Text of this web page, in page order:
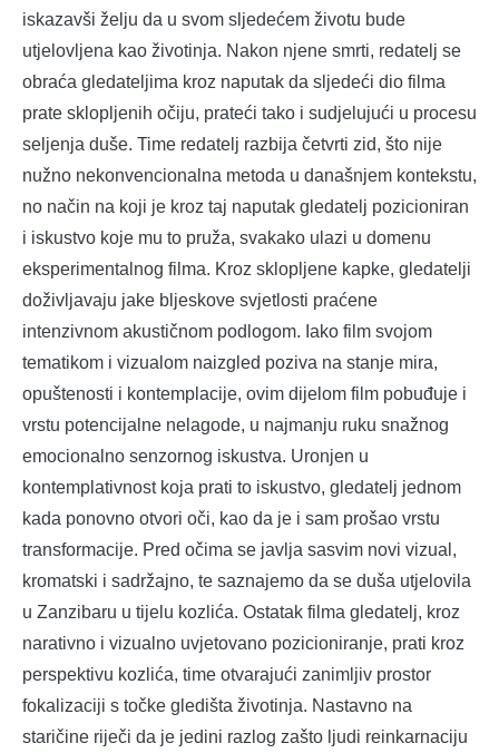
iskazavši želju da u svom sljedećem životu bude
utjelovljena kao životinja. Nakon njene smrti, redatelj se
obraća gledateljima kroz naputak da sljedeći dio filma
prate sklopljenih očiju, prateći tako i sudjelujući u procesu
seljenja duše. Time redatelj razbija četvrti zid, što nije
nužno nekonvencionalna metoda u današnjem kontekstu,
no način na koji je kroz taj naputak gledatelj pozicioniran
i iskustvo koje mu to pruža, svakako ulazi u domenu
eksperimentalnog filma. Kroz sklopljene kapke, gledatelji
doživljavaju jake bljeskove svjetlosti praćene
intenzivnom akustičnom podlogom. Iako film svojom
tematikom i vizualom naizgled poziva na stanje mira,
opuštenosti i kontemplacije, ovim dijelom film pobuđuje i
vrstu potencijalne nelagode, u najmanju ruku snažnog
emocionalno senzornog iskustva. Uronjen u
kontemplativnost koja prati to iskustvo, gledatelj jednom
kada ponovno otvori oči, kao da je i sam prošao vrstu
transformacije. Pred očima se javlja sasvim novi vizual,
kromatski i sadržajno, te saznajemo da se duša utjelovila
u Zanzibaru u tijelu kozlića. Ostatak filma gledatelj, kroz
narativno i vizualno uvjetovano pozicioniranje, prati kroz
perspektivu kozlića, time otvarajući zanimljiv prostor
fokalizaciji s točke gledišta životinja. Nastavno na
staričine riječi da je jedini razlog zašto ljudi reinkarnaciju